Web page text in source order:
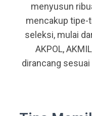
menyusun
mencakup tipe-
seleksi, mulai
AKPOL,
dirancang